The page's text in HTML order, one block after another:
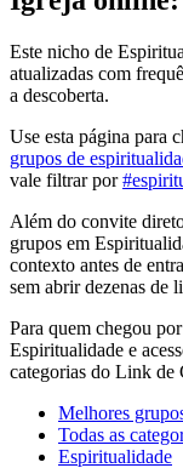
Este nicho de
atualizadas com
a descoberta.
Use esta página para
grupos de
vale filtrar por
Além do convite
grupos em
contexto antes de
sem abrir dezenas de
Para quem chegou
Espiritualidade e
categorias do Link de
Melhores
Todas as
Espiritualidade